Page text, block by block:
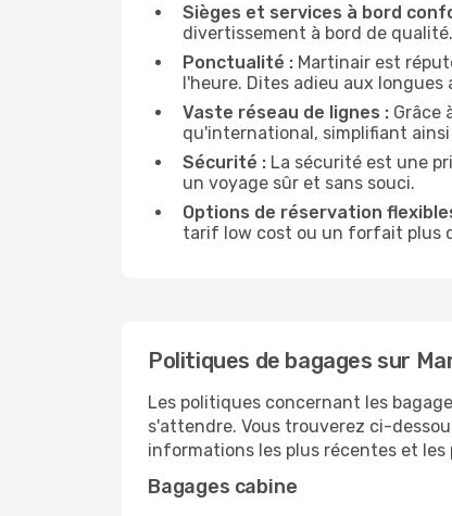
Sièges et services à bord
divertissement à bord de
Ponctualité : Martinair est
l'heure. Dites adieu aux
Vaste réseau de lignes : Grâce
qu'international, simplifiant
Sécurité : La sécurité est une
un voyage sûr et sans souci.
Options de réservation
tarif low cost ou un forfait plus
Politiques de bagages sur
Les politiques concernant les
s'attendre. Vous trouverez ci-
informations les plus récentes et les
Bagages cabine